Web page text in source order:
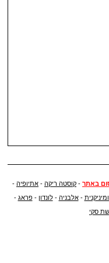
באתר - קוסטה ריקה - אתיופיה -
-אלבניה -לונדון -פראג -
סקי